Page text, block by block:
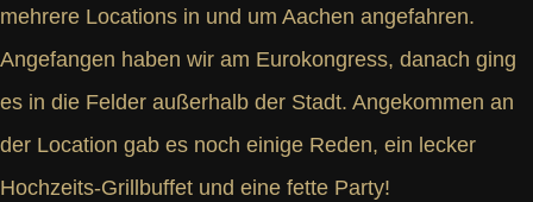
mehrere Locations in und um Aachen angefahren.
Angefangen haben wir am Eurokongress, danach ging
es in die Felder außerhalb der Stadt. Angekommen an
der Location gab es noch einige Reden, ein lecker
Hochzeits-Grillbuffet und eine fette Party!